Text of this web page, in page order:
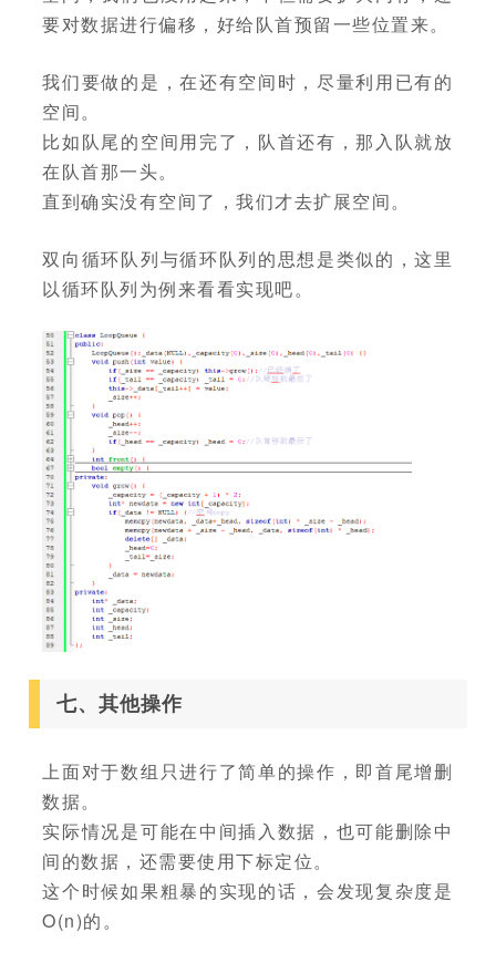
要对数据进行偏移，好给队首预留一些位置来。
我们要做的是，在还有空间时，尽量利用已有的
空间。
比如队尾的空间用完了，队首还有，那入队就放
在队首那一头。
直到确实没有空间了，我们才去扩展空间。
双向循环队列与循环队列的思想是类似的，这里
以循环队列为例来看看实现吧。
七、其他操作
上面对于数组只进行了简单的操作，即首尾增删
数据。
实际情况是可能在中间插入数据，也可能删除中
间的数据，还需要使用下标定位。
这个时候如果粗暴的实现的话，会发现复杂度是
O(n)的。